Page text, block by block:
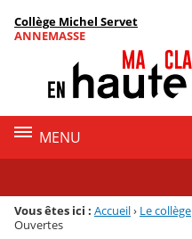
Menu de la rubrique
Contenu
Collège Michel Servet
ANNEMASSE
MENU
Vous êtes ici : Accueil› Le collège
Ouvertes